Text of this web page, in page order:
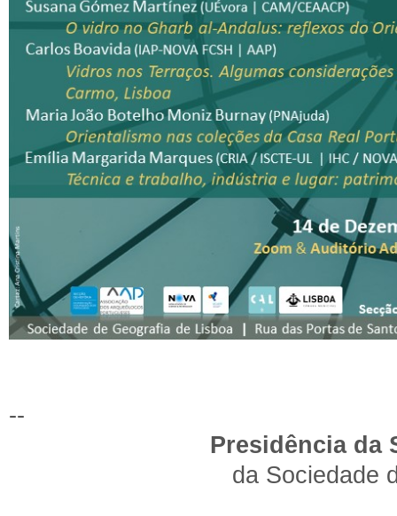
--
Presidência da
da Sociedade